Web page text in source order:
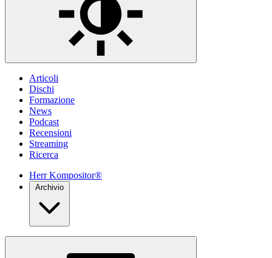
Articoli
Dischi
Formazione
News
Podcast
Recensioni
Streaming
Ricerca
Herr Kompositor®
Archivio